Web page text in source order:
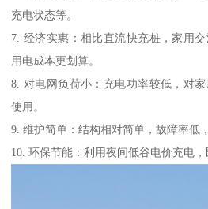
充电状态等。
7. 经济实惠：相比直流快充桩，家用
用电成本更划算。
8. 对电网负荷小：充电功率较低，对
使用。
9. 维护简单：结构相对简单，故障率低
10. 环保节能：利用夜间低谷电价充电，